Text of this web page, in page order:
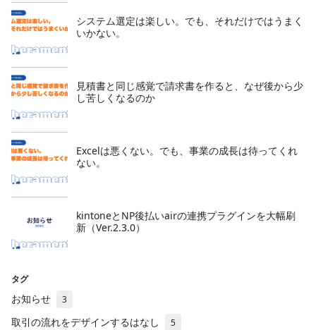
システム選定は楽しい。でも、それだけではうまく
いかない。
見積書と同じ感覚で請求書を作ると、なぜ後から少
し苦しくなるのか
Excelは悪くない。でも、事業の成長は待ってくれ
ない。
kintoneとNP後払いairの連携プラグインを大幅刷
新（Ver.2.3.0）
タグ
お知らせ 3
取引の流れをデザインするはなし 5